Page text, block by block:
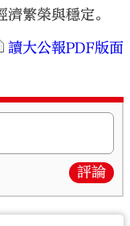
繁榮與穩定。
讀大公報PDF版面
評論